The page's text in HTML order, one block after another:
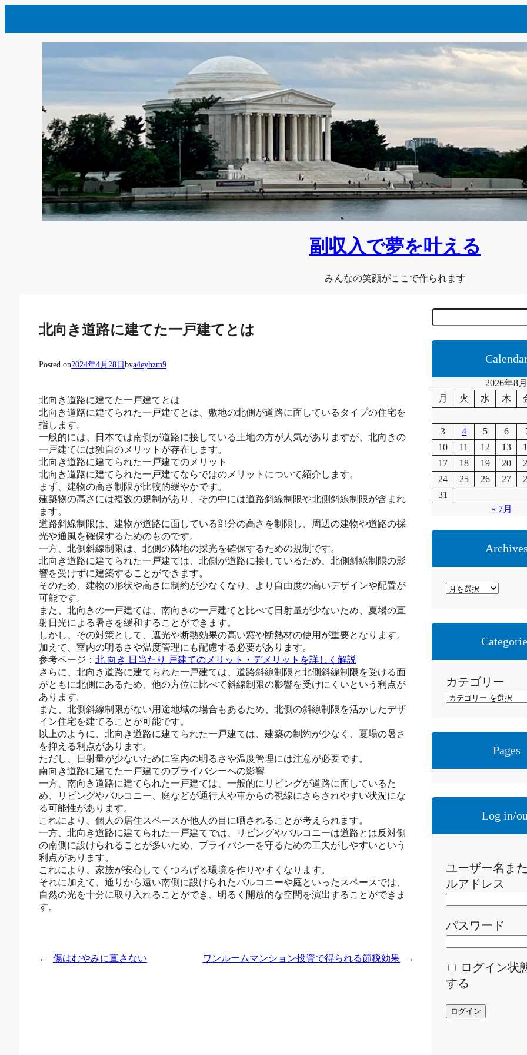
を
副収入で夢を叶える
みんなの笑顔がここで作られます
北向き道路に建てた一戸建てとは
Posted on2024年4月28日bya4eyhzm9
北向き道路に建てた一戸建てとは
北向き道路に建てられた一戸建てとは、敷地の北側が道路に面しているタイプの住宅を
指します。
一般的には、日本では南側が道路に接している土地の方が人気がありますが、北向きの
一戸建てには独自のメリットが存在します。
北向き道路に建てられた一戸建てのメリット
北向き道路に建てられた一戸建てならではのメリットについて紹介します。
まず、建物の高さ制限が比較的緩やかです。
建築物の高さには複数の規制があり、その中には道路斜線制限や北側斜線制限が含まれ
ます。
道路斜線制限は、建物が道路に面している部分の高さを制限し、周辺の建物や道路の採
光や通風を確保するためのものです。
一方、北側斜線制限は、北側の隣地の採光を確保するための規制です。
北向き道路に建てられた一戸建ては、北側が道路に接しているため、北側斜線制限の影
響を受けずに建築することができます。
そのため、建物の形状や高さに制約が少なくなり、より自由度の高いデザインや配置が
可能です。
また、北向きの一戸建ては、南向きの一戸建てと比べて日射量が少ないため、夏場の直
射日光による暑さを緩和することができます。
しかし、その対策として、遮光や断熱効果の高い窓や断熱材の使用が重要となります。
加えて、室内の明るさや温度管理にも配慮する必要があります。
参考ページ： 北 向き 日当たり 戸建てのメリット・デメリットを詳しく解説
さらに、北向き道路に建てられた一戸建ては、道路斜線制限と北側斜線制限を受ける面
がともに北側にあるため、他の方位に比べて斜線制限の影響を受けにくいという利点が
あります。
また、北側斜線制限がない用途地域の場合もあるため、北側の斜線制限を活かしたデザ
イン住宅を建てることが可能です。
以上のように、北向き道路に建てられた一戸建ては、建築の制約が少なく、夏場の暑さ
を抑える利点があります。
ただし、日射量が少ないために室内の明るさや温度管理には注意が必要です。
南向き道路に建てた一戸建てのプライバシーへの影響
一方、南向き道路に建てられた一戸建ては、一般的にリビングが道路に面しているた
め、リビングやバルコニー、庭などが通行人や車からの視線にさらされやすい状況にな
る可能性があります。
これにより、個人の居住スペースが他人の目に晒されることが考えられます。
一方、北向き道路に建てられた一戸建てでは、リビングやバルコニーは道路とは反対側
の南側に設けられることが多いため、プライバシーを守るための工夫がしやすいという
利点があります。
これにより、家族が安心してくつろげる環境を作りやすくなります。
それに加えて、通りから遠い南側に設けられたバルコニーや庭といったスペースでは、
自然の光を十分に取り入れることができ、明るく開放的な空間を演出することができま
す。
← 傷はむやみに直さない ワンルームマンション投資で得られる節税効果 →
C
e
c
2026年8月
月
火 水 木
3 4 5 6
10
11 12 13
17
18 19 20
24
25 26 27
31
« 7月
ア
カ
カテゴリー
Pages
Log in/
ユーザー名ま
ルアドレス
パスワード
ログイン状
する